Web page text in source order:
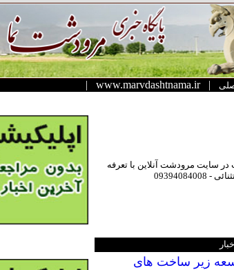
|
www.marvdashtnama.ir
|
در سایت مرودشت آنلاین با تعرفه
زیر ساخت های